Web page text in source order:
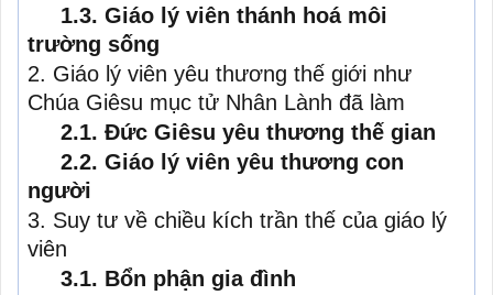
1.3. Giáo lý viên thánh hoá môi
trường sống
2. Giáo lý viên yêu thương thế giới như
Chúa Giêsu mục tử Nhân Lành đã làm
2.1. Đức Giêsu yêu thương thế gian
2.2. Giáo lý viên yêu thương con
người
3. Suy tư về chiều kích trần thế của giáo lý
viên
3.1. Bổn phận gia đình